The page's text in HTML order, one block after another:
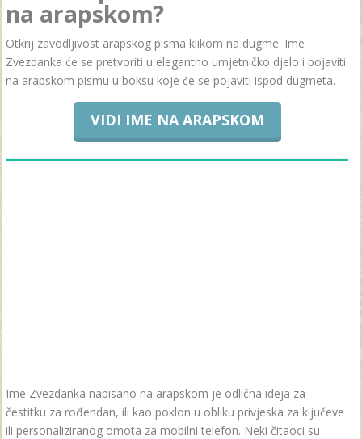
na arapskom?
Otkrij zavodljivost arapskog pisma klikom na dugme. Ime
Zvezdanka će se pretvoriti u elegantno umjetničko djelo i pojaviti
na arapskom pismu u boksu koje će se pojaviti ispod dugmeta.
VIDI IME NA ARAPSKOM
Ime Zvezdanka napisano na arapskom je odlična ideja za
čestitku za rođendan, ili kao poklon u obliku privjeska za ključeve
ili personaliziranog omota za mobilni telefon. Neki čitaoci su